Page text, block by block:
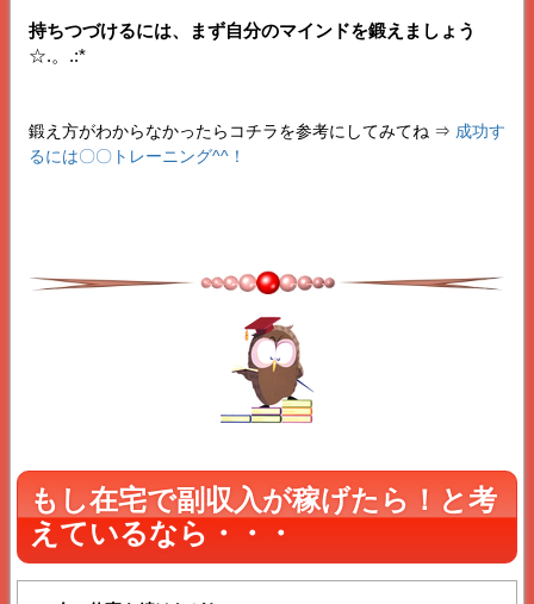
持ちつづけるには、まず自分のマインドを鍛えましょう
☆.。.:*
鍛え方がわからなかったらコチラを参考にしてみてね ⇒ 成功す
るには〇〇トレーニング^^！
もし在宅で副収入が稼げたら！と考
えているなら・・・